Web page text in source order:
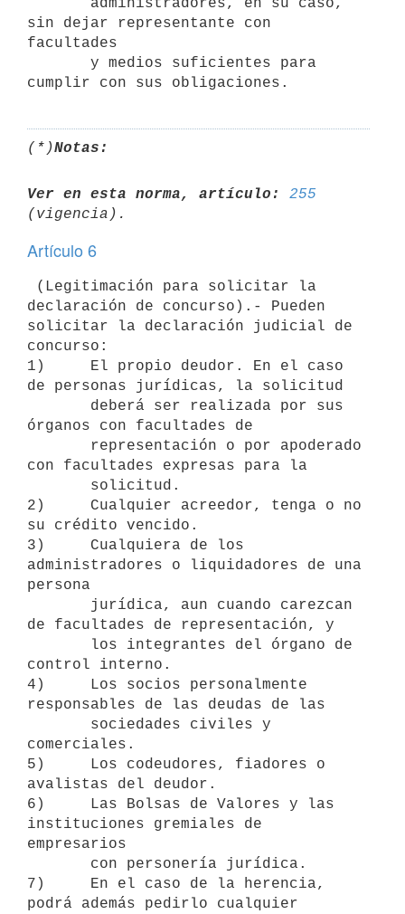
sin dejar representante con
facultades
(*)Notas:
Ver en esta norma, artículo:
255
Artículo 6
declaración de concurso).- Pueden
solicitar la declaración judicial de
concurso:
1)     El propio deudor. En el caso
de personas jurídicas, la solicitud
órganos con facultades de
con facultades expresas para la
2)     Cualquier acreedor, tenga o no
su crédito vencido.
3)     Cualquiera de los
administradores o liquidadores de una
persona
de facultades de representación, y
control interno.
4)     Los socios personalmente
responsables de las deudas de las
comerciales.
5)     Los codeudores, fiadores o
avalistas del deudor.
6)     Las Bolsas de Valores y las
instituciones gremiales de
empresarios
7)     En el caso de la herencia,
podrá además pedirlo cualquier